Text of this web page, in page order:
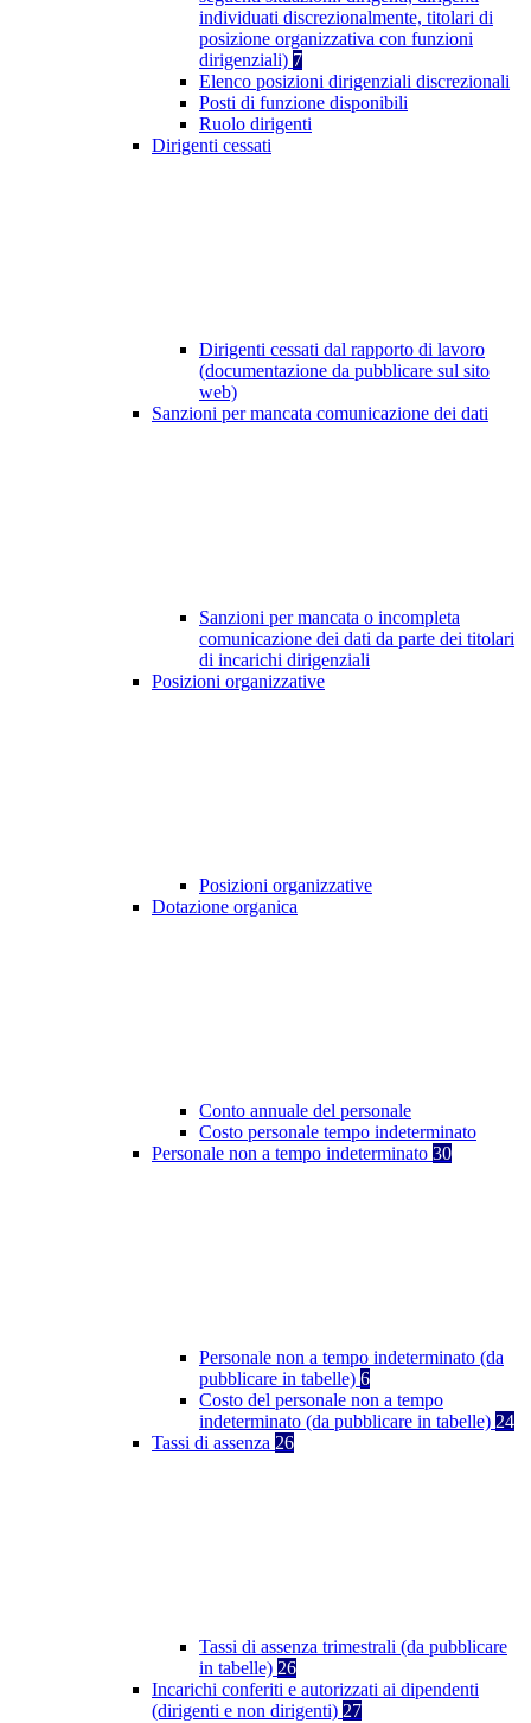
individuati discrezionalmente, titolari di
posizione organizzativa con funzioni
dirigenziali) 7
Elenco posizioni dirigenziali discrezionali
Posti di funzione disponibili
Ruolo dirigenti
Dirigenti cessati
Dirigenti cessati dal rapporto di lavoro
(documentazione da pubblicare sul sito
web)
Sanzioni per mancata comunicazione dei dati
Sanzioni per mancata o incompleta
comunicazione dei dati da parte dei titolari
di incarichi dirigenziali
Posizioni organizzative
Posizioni organizzative
Dotazione organica
Conto annuale del personale
Costo personale tempo indeterminato
Personale non a tempo indeterminato 30
Personale non a tempo indeterminato (da
pubblicare in tabelle) 6
Costo del personale non a tempo
indeterminato (da pubblicare in tabelle) 24
Tassi di assenza 26
Tassi di assenza trimestrali (da pubblicare
in tabelle) 26
Incarichi conferiti e autorizzati ai dipendenti
(dirigenti e non dirigenti) 27